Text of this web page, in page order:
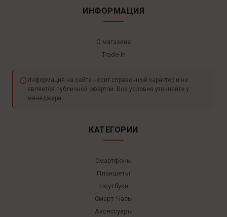
ИНФОРМАЦИЯ
О магазине
Trade-In
Информация на сайте носит справочный характер и не
является публичной офертой. Все условия уточняйте у
менеджера.
КАТЕГОРИИ
Смартфоны
Планшеты
Ноутбуки
Смарт-Часы
Аксессуары